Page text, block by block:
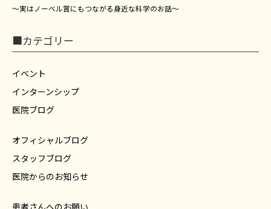
～実はノーベル賞にもつながる身近な科学のお話～
■カテゴリー
イベント
インターンシップ
医院ブログ
オフィシャルブログ
スタッフブログ
医院からのお知らせ
患者さんへのお願い